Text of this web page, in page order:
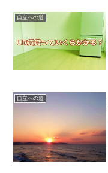
自立への道
自立への道